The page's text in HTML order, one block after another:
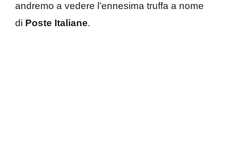
andremo a vedere l’ennesima truffa a nome
di Poste Italiane.